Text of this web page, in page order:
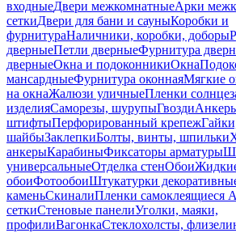
входныеДвери межкомнатныеАрки
сеткиДвери для бани и сауныКоробки и
фурнитураНаличники, коробки, доборы
дверныеПетли дверныеФурнитура
дверныеОкна и подоконникиОкна
мансардныеФурнитура оконнаяМягкие
на окнаЖалюзи уличныеПленки
изделияСаморезы, шурупыГвозди
штифтыПерфорированный крепеж
шайбыЗаклепкиБолты, винты, шпильки
анкерыКарабиныФиксаторы арматуры
универсальныеОтделка стенОбои
обоиФотообоиШтукатурки
каменьСкиналиПленки самоклеящиеся
сеткиСтеновые панелиУголки, маяки,
профилиВагонкаСтеклохолсты,